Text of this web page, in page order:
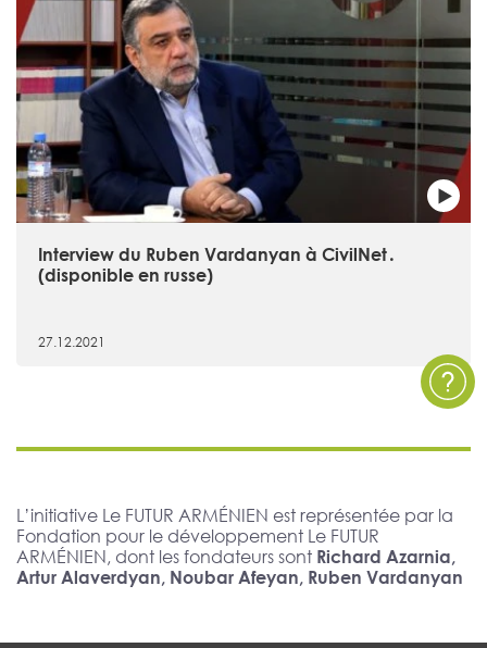
Interview du Ruben Vardanyan à CivilNet․
(disponible en russe)
27.12.2021
L’initiative Le FUTUR ARMÉNIEN est représentée par la
Fondation pour le développement Le FUTUR
ARMÉNIEN, dont les fondateurs sont Richard Azarnia,
Artur Alaverdyan, Noubar Afeyan, Ruben Vardanyan